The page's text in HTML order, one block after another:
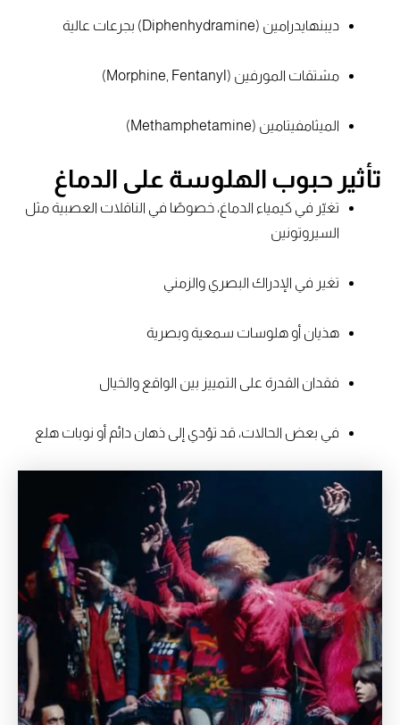
ديبنهايدرامين (Diphenhydramine) بجرعات عالية
مشتقات المورفين (Morphine, Fentanyl)
الميثامفيتامين (Methamphetamine)
تأثير حبوب الهلوسة على الدماغ
تغيّر في كيمياء الدماغ، خصوصًا في الناقلات العصبية مثل
السيروتونين
تغير في الإدراك البصري والزمني
هذيان أو هلوسات سمعية وبصرية
فقدان القدرة على التمييز بين الواقع والخيال
في بعض الحالات، قد تؤدي إلى ذهان دائم أو نوبات هلع